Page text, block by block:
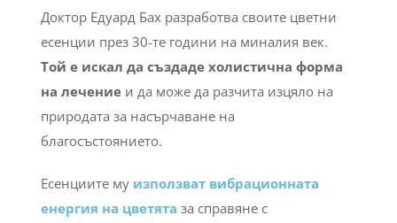
Доктор Едуард Бах разработва своите цветни
есенции през 30-те години на миналия век.
Той е искал да създаде холистична форма
на лечениеи да може да разчита изцяло на
природата за насърчаване на
благосъстоянието.
Есенциите му използват вибрационната
енергия на цветята за справяне с